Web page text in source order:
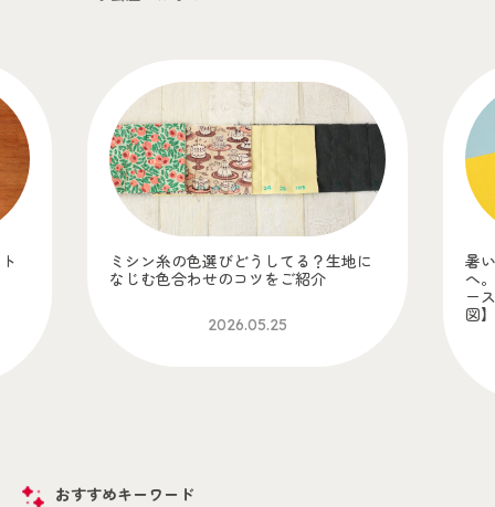
ミシン糸の色選びどうしてる？生地に
なじむ色合わせのコツをご紹介
2026.05.25
暑
へ
ー
図】
おすすめキーワード